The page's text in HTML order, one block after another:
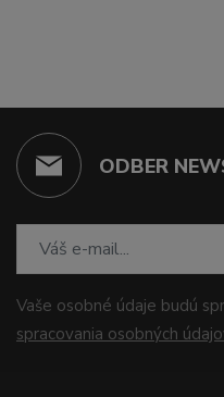
ODBER
Vaše osobné údaje budú
spracovania osobných